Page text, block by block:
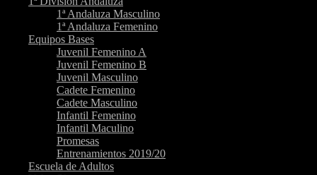
1ª Andaluza Masculino
1ª Andaluza Femenino
Equipos Bases
Juvenil Femenino A
Juvenil Femenino B
Juvenil Masculino
Cadete Femenino
Cadete Masculino
Infantil Femenino
Infantil Maculino
Promesas
Entrenamientos 2019/20
Escuela de Adultos